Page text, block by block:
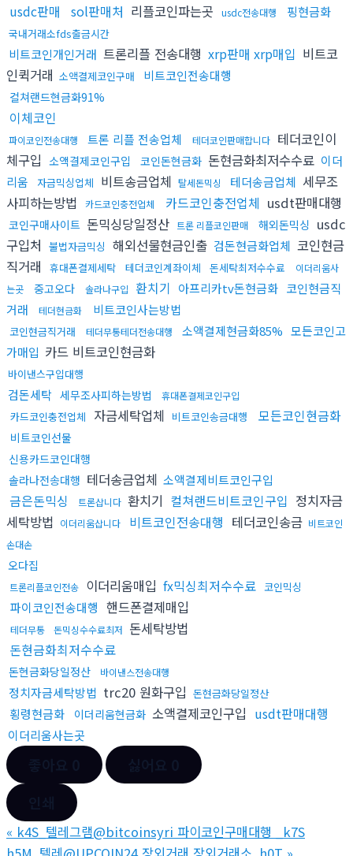
usdc판매
sol판매처 리플코인파는곳 usdc전송대행 핑현금화
국내거래소fds출금시간
비트코인개인거래 트론리플 전송대행 xrp판매 xrp매입 비트코
인퀵거래 소액결제코인구매 비트코인전송대행
컬쳐랜드현금화91%
이체코인
파이코인전송대행 트론 리플 전송업체 테더코인판매합니다 테더코인이
체구입 소액결제코인구입 코인돈현금화 돈현금화최저수수료 이더
리움
자금믹싱업체 비트송금업체 탈세돈믹싱 테더송금업체 세무조
사피하는방법
카드코인충전업체 카드코인충전업체 usdt판매대행
코인구매사이트 돈믹싱당일정산 트론 리플코인판매 해외돈믹싱 usdc
구입처 불법자금믹싱 해외선물현금인출 검돈현금화업체 코인현금
직거래
휴대폰결제세탁 테더코인계좌이체 돈세탁최저수수료
이더리움사
는곳
중고오다 솔라나구입 환치기 아프리카tv돈현금화 코인현금직
거래
테더현금화 비트코인사는방법
코인현금직거래 테더무통테더전송대행 소액결제현금화85% 모든코인고
가매입 카드 비트코인현금화
바이낸스구입대행
검돈세탁 세무조사피하는방법 휴대폰결제코인구입
카드코인충전업체 자금세탁업체 비트코인송금대행 모든코인현금화
비트코인선물
신용카드코인대행
솔라나전송대행 테더송금업체 소액결제비트코인구입
금은돈믹싱 트론삽니다 환치기 컬쳐랜드비트코인구입 정치자금
세탁방법 이더리움삽니다 비트코인전송대행 테더코인송금 비트코인
손대손
오다집
트론리플코인전송 이더리움매입 fx믹싱최저수수료 코인믹싱
파이코인전송대행 핸드폰결제매입
테더무통 돈믹싱수수료최저 돈세탁방법
돈현금화최저수수료
돈현금화당일정산 바이낸스전송대행
정치자금세탁방법 trc20 원화구입 돈현금화당일정산
횡령현금화 이더리움현금화 소액결제코인구입 usdt판매대행
이더리움사는곳
« k4S_텔레그램@bitcoinsyri 파이코인구매대행 _k7S